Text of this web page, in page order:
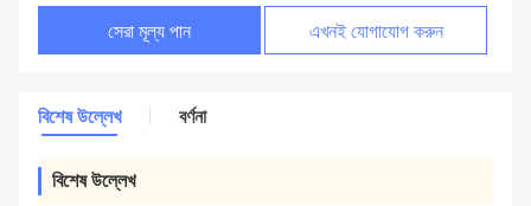
সেরা মূল্য পান এখনই যোগাযোগ করুন
বিশেষ উল্লেখ বর্ণনা
বিশেষ উল্লেখ